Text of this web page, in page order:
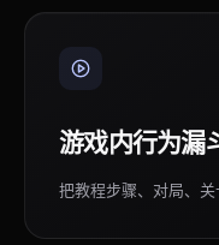
游戏内行为漏
把教程步骤、对局、关